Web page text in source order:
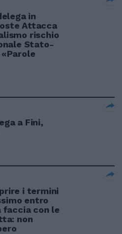
in
Attacca
rischio
Stato-
a Fini,
i termini
entro
faccia con le
non